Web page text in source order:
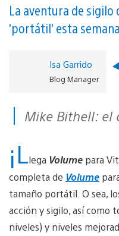
La aventura de sigilo
'portátil' esta semana
Isa Garrido
Blog Manager
Mike Bithell:
¡Llega Volume para
completa de Volume
tamaño portátil. O sea,
acción y sigilo, así como
niveles) y niveles